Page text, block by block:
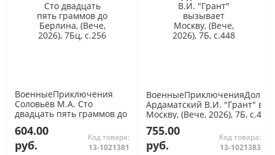
ВоенныеПриключения
Соловьёв М.А. Сто
двадцать пять граммов до
c.256
604.00
руб.
Код товара:
13-1021381
Ардаматский В.И. "Грант"
Москву, (Вече, 2026), 7Б, c.448
755.00
руб.
Код товара:
13-1021383